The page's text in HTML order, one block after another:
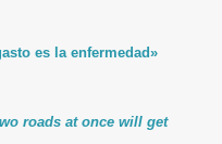
es la enfermedad»
roads at once will get